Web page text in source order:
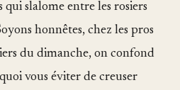
slalome entre les rosiers
honnêtes, chez les pros
du dimanche, on confond
vous éviter de creuser